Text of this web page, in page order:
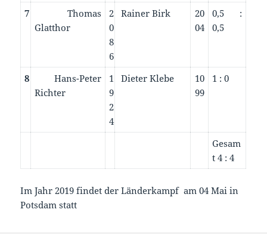
7
Thomas
Glatthor
2
0
8
6
Rainer Birk
20
04
0,5 :
0,5
8
Hans-Peter
Richter
1
9
2
4
Dieter Klebe
10
99
1 : 0
Gesam
t 4 : 4
Im Jahr 2019 findet der Länderkampf am 04 Mai in
Potsdam statt